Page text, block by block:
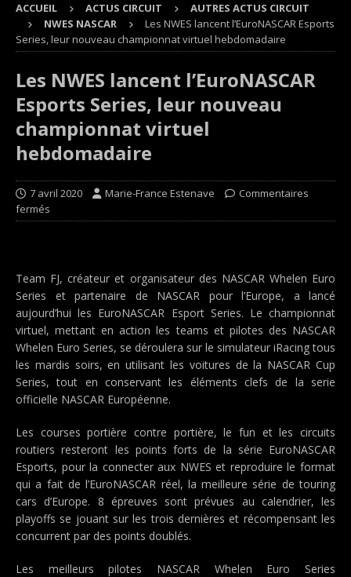
ACCUEIL ACTUS CIRCUIT
AUTRES ACTUS CIRCUIT
NWES NASCAR
Les NWES lancent l’EuroNASCAR Esports
Series, leur nouveau championnat virtuel hebdomadaire
Les NWES lancent l’EuroNASCAR
Esports Series, leur nouveau
championnat virtuel
hebdomadaire
7 avril 2020 Marie-France Estenave
Commentaires
fermés
Team FJ, créateur et organisateur des NASCAR Whelen Euro
Series et partenaire de NASCAR pour l’Europe, a lancé
aujourd’hui les EuroNASCAR Esport Series. Le championnat
virtuel, mettant en action les teams et pilotes des NASCAR
Whelen Euro Series, se déroulera sur le simulateur iRacing tous
les mardis soirs, en utilisant les voitures de la NASCAR Cup
Series, tout en conservant les éléments clefs de la serie
officielle NASCAR Européenne.
Les courses portière contre portière, le fun et les circuits
routiers resteront les points forts de la série EuroNASCAR
Esports, pour la connecter aux NWES et reproduire le format
qui a fait de l’EuroNASCAR réel, la meilleure série de touring
cars d’Europe. 8 épreuves sont prévues au calendrier, les
playoffs se jouant sur les trois dernières et récompensant les
concurrent par des points doublés.
Les meilleurs pilotes NASCAR Whelen Euro Series